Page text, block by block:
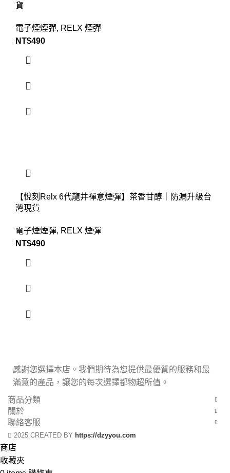
貨
電子煙煙彈, RELX 煙彈
NT$490
【悅刻Relx 6代龍井禪意煙彈】茶香甘醇｜防漏升級台
灣現貨
電子煙煙彈, RELX 煙彈
NT$490
感謝您選擇本店。我們期待為您提供最優質的服務和最
滿意的產品，讓您的每次選擇都物超所值。
商品分類
關於
聯絡客服
2025 CREATED BY https://dzyyou.com
商店
收藏夾